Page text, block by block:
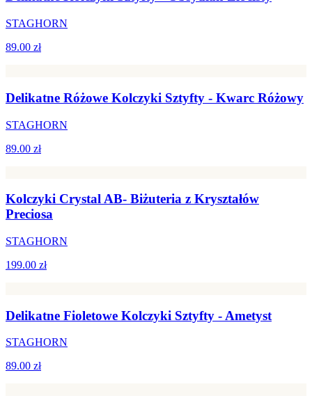
STAGHORN
89.00 zł
Delikatne Różowe Kolczyki Sztyfty - Kwarc Różowy
STAGHORN
89.00 zł
Kolczyki Crystal AB- Biżuteria z Kryształów
Preciosa
STAGHORN
199.00 zł
Delikatne Fioletowe Kolczyki Sztyfty - Ametyst
STAGHORN
89.00 zł